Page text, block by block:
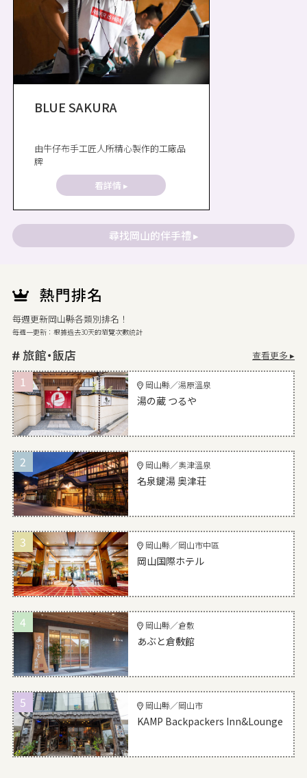
BLUE SAKURA
由牛仔布手工匠人所精心製作的工廠品
牌
看詳情 ▸
尋找岡山的伴手禮 ▸
每週更新岡山縣各類別排名！
每週一更新：根據過去30天的瀏覽次數統計
查看更多 ▸
1 岡山縣／湯原溫泉
湯の蔵 つるや
2 岡山縣／奧津溫泉
名泉鍵湯 奥津荘
3 岡山縣／岡山市中區
岡山国際ホテル
4 岡山縣／倉敷
あぶと倉敷館
5 岡山縣／岡山市
KAMP Backpackers Inn&Lounge